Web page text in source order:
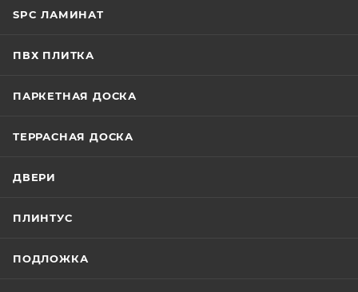
SPC ЛАМИНАТ
ПВХ ПЛИТКА
ПАРКЕТНАЯ ДОСКА
ТЕРРАСНАЯ ДОСКА
ДВЕРИ
ПЛИНТУС
ПОДЛОЖКА